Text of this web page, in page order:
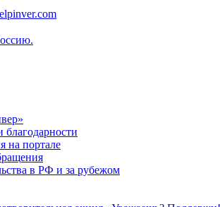
на портале
в РФ и за рубежом